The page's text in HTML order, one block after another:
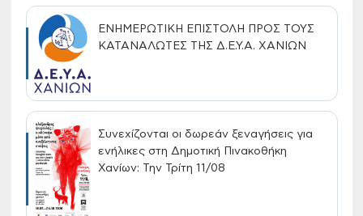
ΕΝΗΜΕΡΩΤΙΚΗ ΕΠΙΣΤΟΛΗ ΠΡΟΣ ΤΟΥΣ
ΚΑΤΑΝΑΛΩΤΕΣ ΤΗΣ Δ.Ε.Υ.Α. ΧΑΝΙΩΝ
Συνεχίζονται οι δωρεάν ξεναγήσεις για
ενήλικες στη Δημοτική Πινακοθήκη
Χανίων: Την Τρίτη 11/08